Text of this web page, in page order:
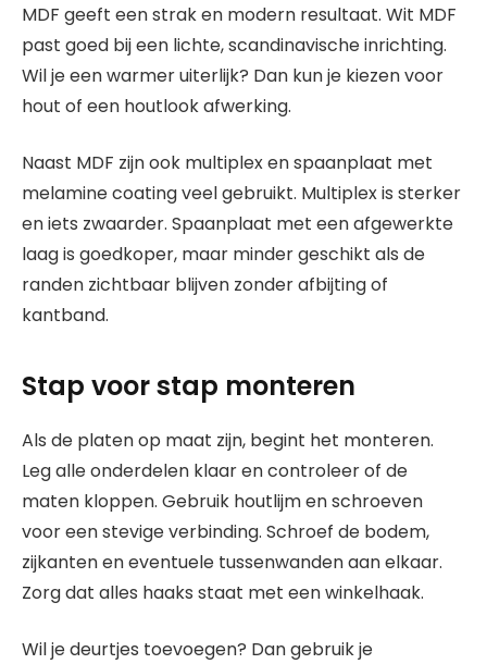
MDF geeft een strak en modern resultaat. Wit MDF
past goed bij een lichte, scandinavische inrichting.
Wil je een warmer uiterlijk? Dan kun je kiezen voor
hout of een houtlook afwerking.
Naast MDF zijn ook multiplex en spaanplaat met
melamine coating veel gebruikt. Multiplex is sterker
en iets zwaarder. Spaanplaat met een afgewerkte
laag is goedkoper, maar minder geschikt als de
randen zichtbaar blijven zonder afbijting of
kantband.
Stap voor stap monteren
Als de platen op maat zijn, begint het monteren.
Leg alle onderdelen klaar en controleer of de
maten kloppen. Gebruik houtlijm en schroeven
voor een stevige verbinding. Schroef de bodem,
zijkanten en eventuele tussenwanden aan elkaar.
Zorg dat alles haaks staat met een winkelhaak.
Wil je deurtjes toevoegen? Dan gebruik je